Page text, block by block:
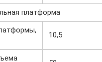
платформа
10,5